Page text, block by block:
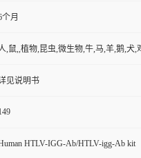
个月
,鼠,,植物,昆虫,微生物,牛,马,羊,鹅,犬,
见说明书
HTLV-IGG-Ab/HTLV-igg-Ab kit